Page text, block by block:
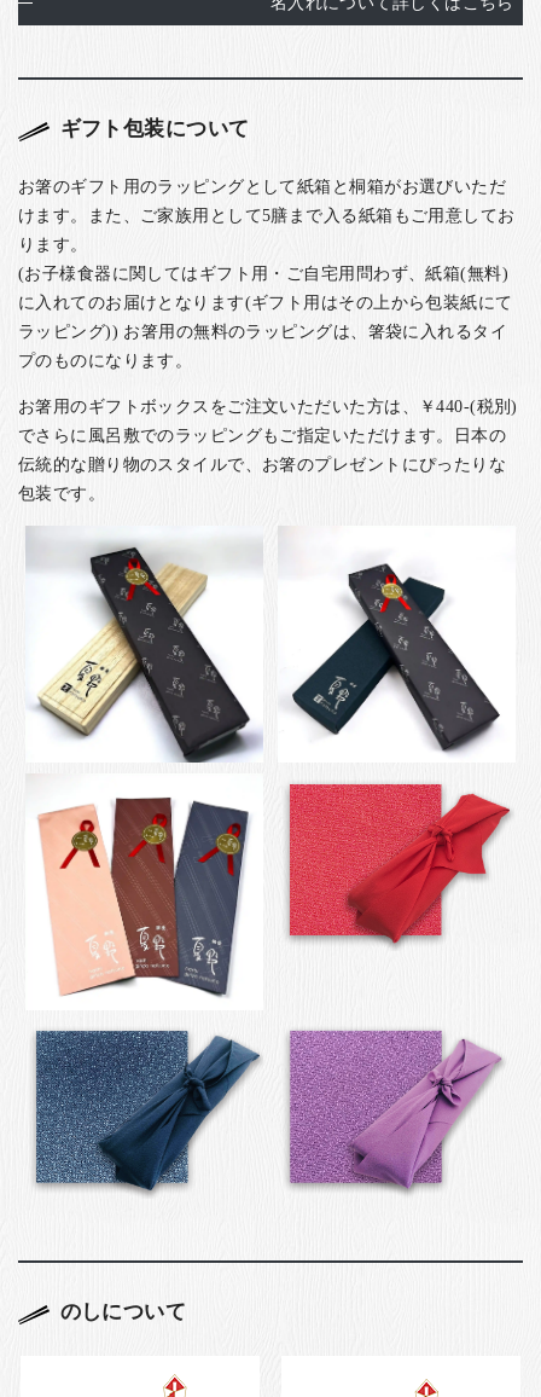
ギフト包装について
お箸のギフト用のラッピングとして紙箱と桐箱がお選びいただ
けます。また、ご家族用として5膳まで入る紙箱もご用意してお
ります。
(お子様食器に関してはギフト用・ご自宅用問わず、紙箱(無料)
に入れてのお届けとなります(ギフト用はその上から包装紙にて
ラッピング)) お箸用の無料のラッピングは、箸袋に入れるタイ
プのものになります。
お箸用のギフトボックスをご注文いただいた方は、￥440-(税別)
でさらに風呂敷でのラッピングもご指定いただけます。日本の
伝統的な贈り物のスタイルで、お箸のプレゼントにぴったりな
包装です。
のしについて